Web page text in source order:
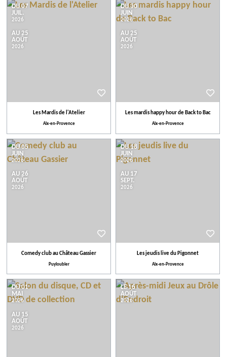
DU 07
JUIL.
2026
AU 25
AOÛT
2026
Les Mardis de l'Atelier
Aix-en-Provence
DU 30
JUIN
2026
AU 25
AOÛT
2026
Les mardis happy hour de Back to Bac
Aix-en-Provence
DU 05
JUIN
2026
AU 26
AOÛT
2026
Comedy club au Château Gassier
Puyloubier
DU 18
JUIN
2026
AU 17
SEPT.
2026
Les jeudis live du Pigonnet
Aix-en-Provence
DU 01
MAI
2026
AU 15
AOÛT
2026
LE 16
AOÛT
2026